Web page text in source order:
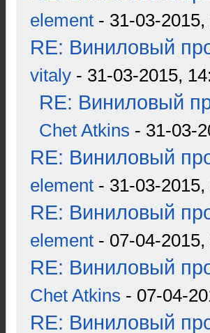
element - 31-03-2015,
RE: Виниловый
vitaly - 31-03-2015,
RE: Виниловый
Chet Atkins - 31-03-
RE: Виниловый
element - 31-03-2015,
RE: Виниловый
element - 07-04-2015,
RE: Виниловый
Chet Atkins - 07-04-
RE: Виниловый